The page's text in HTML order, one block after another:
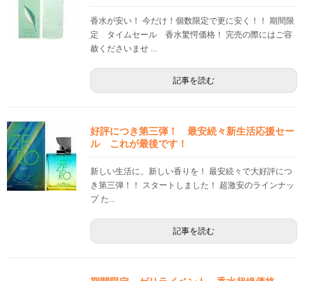
香水が安い！ 今だけ！個数限定で更に安く！！ 期間限
定 タイムセール 香水驚愕価格！ 完売の際にはご容
赦くださいませ ...
記事を読む
好評につき第三弾！ 最安続々新生活応援セー
ル これが最後です！
新しい生活に、新しい香りを！ 最安続々で大好評につ
き第三弾！！ スタートしました！ 超激安のラインナッ
プ た...
記事を読む